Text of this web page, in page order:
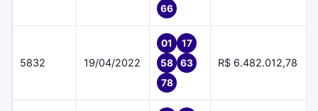
66
5832 19/04/2022
01
17
58
63
78
R$ 6.482.012,78